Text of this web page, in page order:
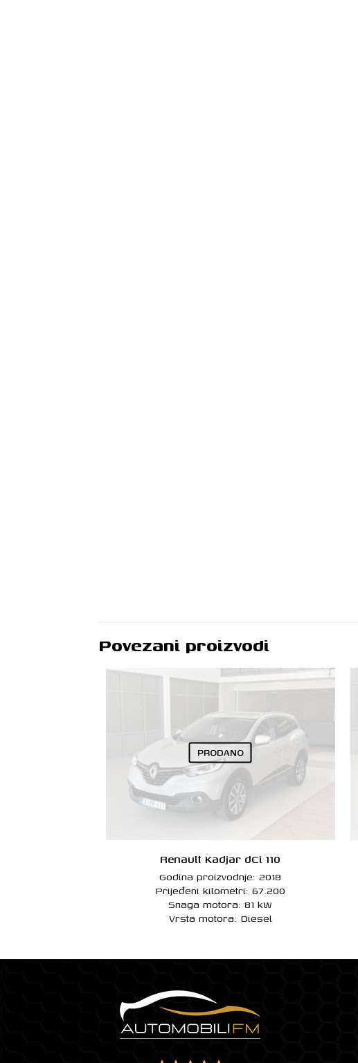
Povezani proizvodi
PRODANO
Renault Kadjar dCi 110
Godina proizvodnje: 2018
Prijeđeni kilometri: 67.200
Snaga motora: 81 kW
Vrsta motora: Diesel